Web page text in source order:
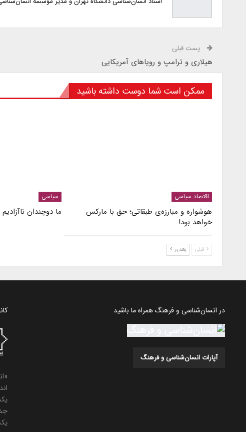
پست قبلی
هیلاری و ترامپ و رویاهای آمریکایی
ممکن است شما دوست داشته باشید
اقتصاد سیاسی
هوشواره و مبارزه‌ی طبقاتی؛ حق با مارکس
خواهد بود!
سیاسی
ما دوچندان ناآزادیم
قبلی بعدی
در انسان‌شناسی و فرهنگ همراه ما باشید
آپارات انسان‌شناسی و فرهنگ